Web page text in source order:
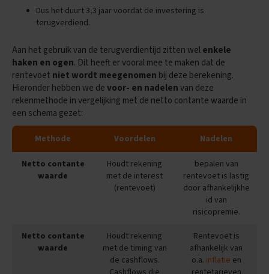
c
t
e
n
a
n
v
e
Dus het duurt 3,3 jaar voordat de investering is
terugverdiend.
Aan het gebruik van de terugverdientijd zitten welenkele
haken en ogen. Dit heeft er vooral mee te maken dat de
rentevoet niet wordt meegenomen bij deze berekening.
Hieronder hebben we devoor- en nadelenvan deze
rekenmethode in vergelijking met de netto contante waarde in
een schema gezet:
Methode Voordelen Nadelen
Netto contante
waarde
Houdt rekening
met de interest
(rentevoet)
bepalen van
rentevoet is lastig
door afhankelijkhe
id van
risicopremie.
Netto contante
waarde
Houdt rekening
met de timing van
de cashflows.
Rentevoet is
afhankelijk van
o.a. inflatie en